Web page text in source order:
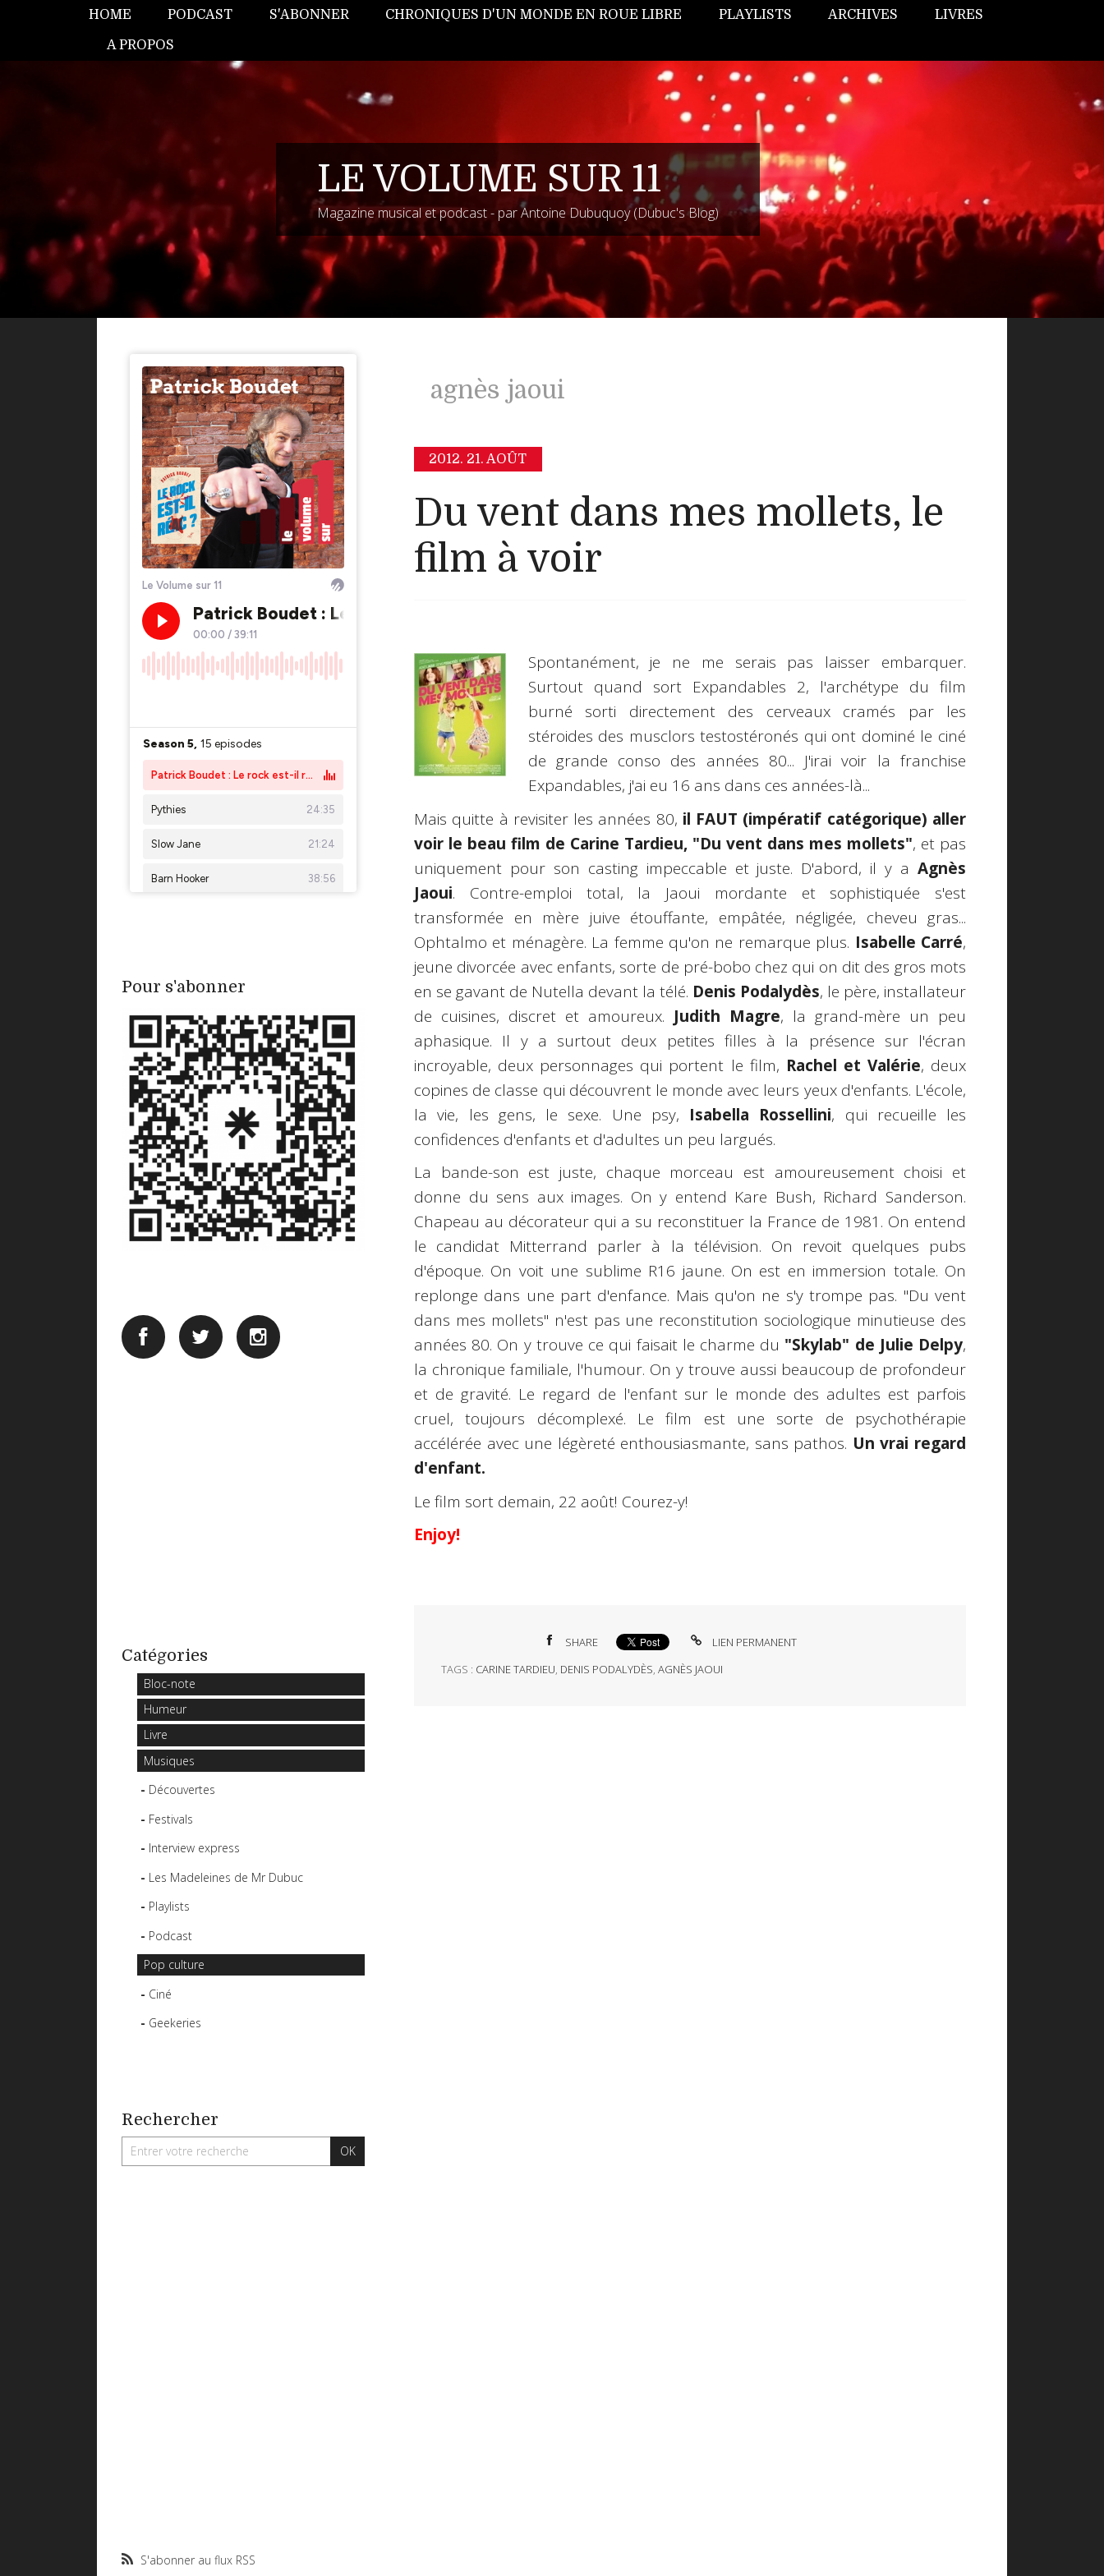
HOME PODCAST S'ABONNER CHRONIQUES D'UN MONDE EN ROUE LIBRE PLAYLISTS ARCHIVES LIVRES
A PROPOS
LE VOLUME SUR 11
Magazine musical et podcast - par Antoine Dubuquoy (Dubuc's Blog)
Pour s'abonner
Catégories
Bloc-note
Humeur
Livre
Musiques
Découvertes
Festivals
Interview express
Les Madeleines de Mr Dubuc
Playlists
Podcast
Pop culture
Ciné
Geekeries
Rechercher
S'abonner au flux RSS
agnès jaoui
2012. 21. AOÛT
Du vent dans mes mollets, le
film à voir
Spontanément, je ne me serais pas laisser embarquer.
Surtout quand sort Expandables 2, l'archétype du film
burné sorti directement des cerveaux cramés par les
stéroides des musclors testostéronés qui ont dominé le ciné
de grande conso des années 80... J'irai voir la franchise
Expandables, j'ai eu 16 ans dans ces années-là...
Mais quitte à revisiter les années 80, il FAUT (impératif catégorique) aller
voir le beau film de Carine Tardieu, "Du vent dans mes mollets", et pas
uniquement pour son casting impeccable et juste. D'abord, il y a Agnès
Jaoui. Contre-emploi total, la Jaoui mordante et sophistiquée s'est
transformée en mère juive étouffante, empâtée, négligée, cheveu gras...
Ophtalmo et ménagère. La femme qu'on ne remarque plus. Isabelle Carré,
jeune divorcée avec enfants, sorte de pré-bobo chez qui on dit des gros mots
en se gavant de Nutella devant la télé. Denis Podalydès, le père, installateur
de cuisines, discret et amoureux. Judith Magre, la grand-mère un peu
aphasique. Il y a surtout deux petites filles à la présence sur l'écran
incroyable, deux personnages qui portent le film, Rachel et Valérie, deux
copines de classe qui découvrent le monde avec leurs yeux d'enfants. L'école,
la vie, les gens, le sexe. Une psy, Isabella Rossellini, qui recueille les
confidences d'enfants et d'adultes un peu largués.
La bande-son est juste, chaque morceau est amoureusement choisi et
donne du sens aux images. On y entend Kare Bush, Richard Sanderson.
Chapeau au décorateur qui a su reconstituer la France de 1981. On entend
le candidat Mitterrand parler à la télévision. On revoit quelques pubs
d'époque. On voit une sublime R16 jaune. On est en immersion totale. On
replonge dans une part d'enfance. Mais qu'on ne s'y trompe pas. "Du vent
dans mes mollets" n'est pas une reconstitution sociologique minutieuse des
années 80. On y trouve ce qui faisait le charme du "Skylab" de Julie Delpy,
la chronique familiale, l'humour. On y trouve aussi beaucoup de profondeur
et de gravité. Le regard de l'enfant sur le monde des adultes est parfois
cruel, toujours décomplexé. Le film est une sorte de psychothérapie
accélérée avec une légèreté enthousiasmante, sans pathos. Un vrai regard
d'enfant.
Le film sort demain, 22 août! Courez-y!
Enjoy!
SHARE
LIEN PERMANENT
TAGS : CARINE TARDIEU, DENIS PODALYDÈS, AGNÈS JAOUI